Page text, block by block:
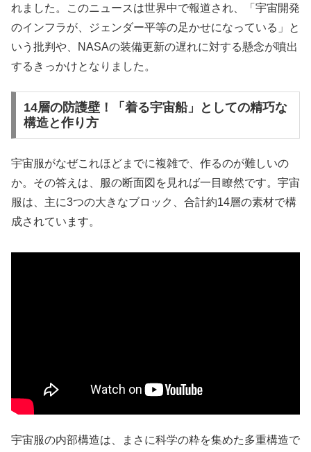
れました。このニュースは世界中で報道され、「宇宙開発
のインフラが、ジェンダー平等の足かせになっている」と
いう批判や、NASAの装備更新の遅れに対する懸念が噴出
するきっかけとなりました。
14層の防護壁！「着る宇宙船」としての精巧な
構造と作り方
宇宙服がなぜこれほどまでに複雑で、作るのが難しいの
か。その答えは、服の断面図を見れば一目瞭然です。宇宙
服は、主に3つの大きなブロック、合計約14層の素材で構
成されています。
宇宙服の内部構造は、まさに科学の粋を集めた多重構造で